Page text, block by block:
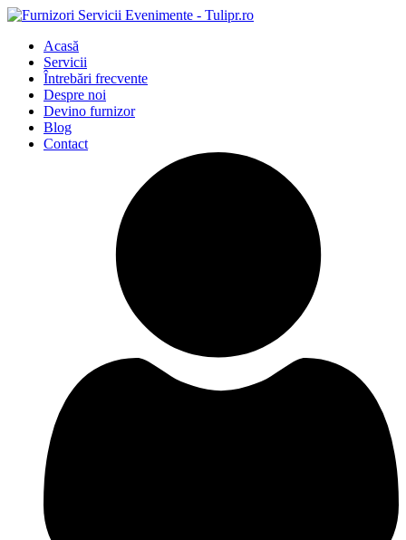
Acasă
Servicii
Întrebări frecvente
Despre noi
Devino furnizor
Blog
Contact